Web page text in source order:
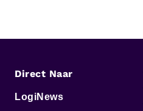
Direct Naar
LogiNews